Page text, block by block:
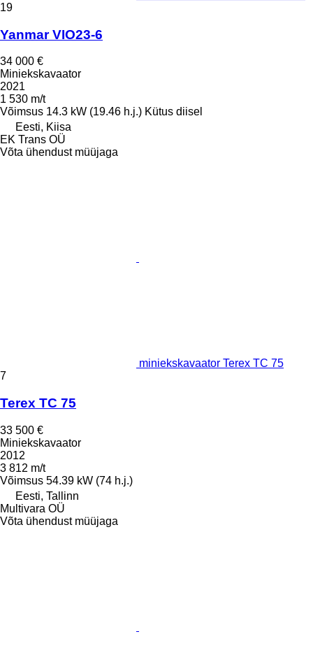
19
Yanmar VIO23-6
34 000 €
Miniekskavaator
2021
1 530 m/t
Võimsus 14.3 kW (19.46 h.j.) Kütus diisel
Eesti, Kiisa
EK Trans OÜ
Võta ühendust müüjaga
miniekskavaator Terex TC 75
7
Terex TC 75
33 500 €
Miniekskavaator
2012
3 812 m/t
Võimsus 54.39 kW (74 h.j.)
Eesti, Tallinn
Multivara OÜ
Võta ühendust müüjaga